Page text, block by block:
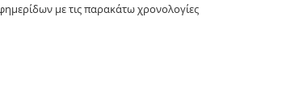
με τις παρακάτω χρονολογίες